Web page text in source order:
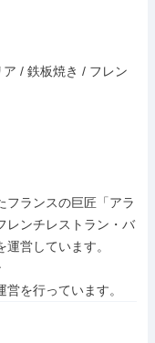
/ 鉄板焼き / フレン
フランスの巨匠「アラ
レンチレストラン・バ
営しています。
を行っています。